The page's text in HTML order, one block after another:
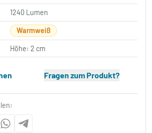
1240 Lumen
Warmweiß
Höhe: 2 cm
Fragen zum Produkt?